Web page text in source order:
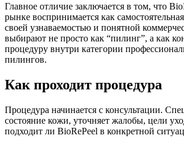
Главное отличие заключается в том, что
рынке воспринимается как
своей узнаваемостью и понятной
выбирают не просто как “пилинг”, а как
процедуру внутри категории
пилингов.
Как проходит процедура
Процедура начинается с консультации.
состояние кожи, уточняет жалобы, цели
подходит ли BioRePeel в конкретной